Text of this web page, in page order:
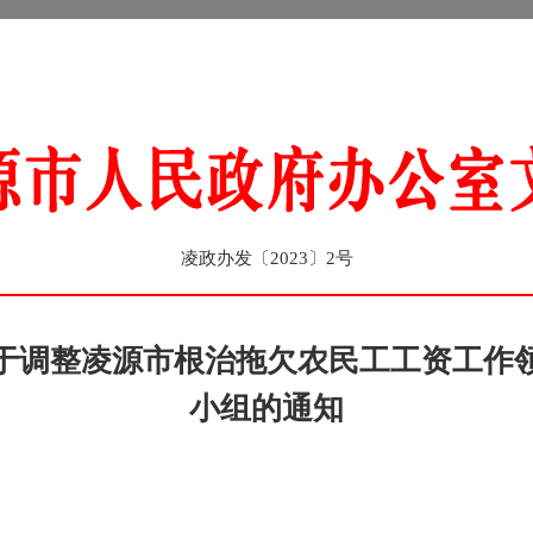
凌政办发〔2023〕2号
调整凌源市根治拖欠农民工工资工作
小组的通知